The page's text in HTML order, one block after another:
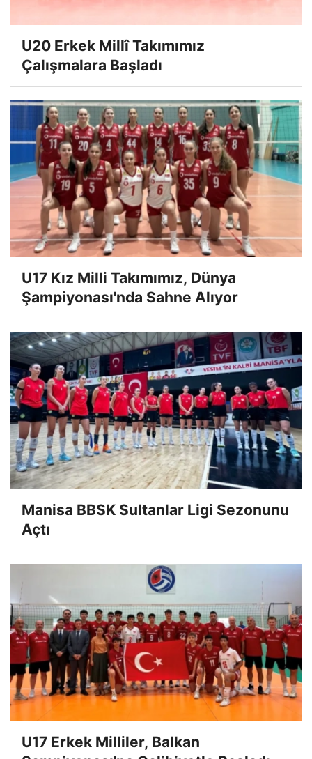
U20 Erkek Millî Takımımız
Çalışmalara Başladı
U17 Kız Milli Takımımız, Dünya
Şampiyonası'nda Sahne Alıyor
Manisa BBSK Sultanlar Ligi Sezonunu
Açtı
U17 Erkek Milliler, Balkan